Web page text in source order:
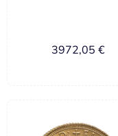
3972,05 €